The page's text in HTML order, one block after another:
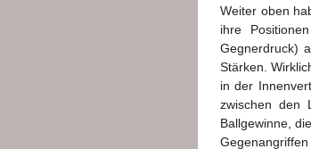
Weiter oben
ihre
Gegnerdruck)
Stärken.
in der
zwischen den
Ballgewinne,
Gegenangriffen